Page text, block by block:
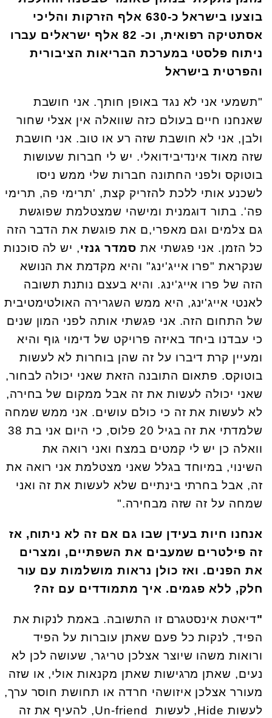
בוצעו בישראל כ-630 אלף הזרקות והליכי
אסתטיקה רפואית, וכ- 82 אלף ישראלים עברו
ניתוח פלסטי במערכת הבריאות הציבורית
והפרטית בישראל
"תשמעי אני לא נגד באופן חותך. אני חושבת
שאנחנו חיים בעולם כזה שוואלה אין אצלי שחור
ולבן, אני לא חושבת שזה רע או טוב. אני חושבת
שזה מאוד אינדיבידואלי. יש לי חברות שעושות
בוטוקס ולפני החתונה חברות שלי ממש ניסו
לשכנע אותי ללכת להזריק קצת, 'תרימי פה, תרימי
פה'. בתור דוגמנית ומישהי שמצטלמת שפוגשת
גם צלמים וגם מאפרי,ם את פוגשת את הדבר הזה
כל הזמן. אני פגשתי את סמדר גנזי, יש לה סוכנות
שנקראת "פרו אייג'ינג" והיא מקדמת את הנושא
הזה של פרו אייג'ינג. והיא בעצם נותנת תשובה
לאנטי אייג'ינג, היא ממש השגרירה האולטימטיבית
של התחום הזה. אני פגשתי אותה לפני המון שנים
כי עבדנו ביחד באיזה פרויקט של דימוי גוף והיא
ומעיין קרת דיברו על זה שהן בוחרות לא לעשות
בוטוקס. פתאום התובנה הזאת שאני יכולה לבחור,
שאני יכולה לעשות את זה אבל ממקום של בחירה,
לא לעשות את זה כי כולם עושים. אני ממש שמחה
שלמדתי את זה בגיל 20 פלוס, כי היום אני בת 38
וואלה כן יש לי קמטים במצח ואני רואה את
השינוי, במיוחד בגלל שאני מצטלמת אני רואה את
זה, אבל בחרתי בינתיים שלא לעשות את זה ואני
שמחה על זה שזה מבחירה."
אנחנו חיות בעידן שבו גם אם זה לא ניתוח, אז
זה פילטרים שמעבים את השפתיים, ומצרים
את הפנים. ואז כולן נראות מושלמות עם עור
חלק, ללא פגמים. איך מתמודדים עם זה?
"דיאטת אינסטגרם זו התשובה. באמת לנקות את
הפיד, לנקות כל פעם שאתן עוברות על הפיד
ורואות משהו שיוצר אצלכן טריגר, שעושה לכן לא
נעים, שאתן מרגישות שאתן מקנאות אולי, או שזה
מעורר אצלכן איזושהי חרדה או תחושת חוסר ערך,
לעשות Hide, לעשות Un-friend, להעיף את זה